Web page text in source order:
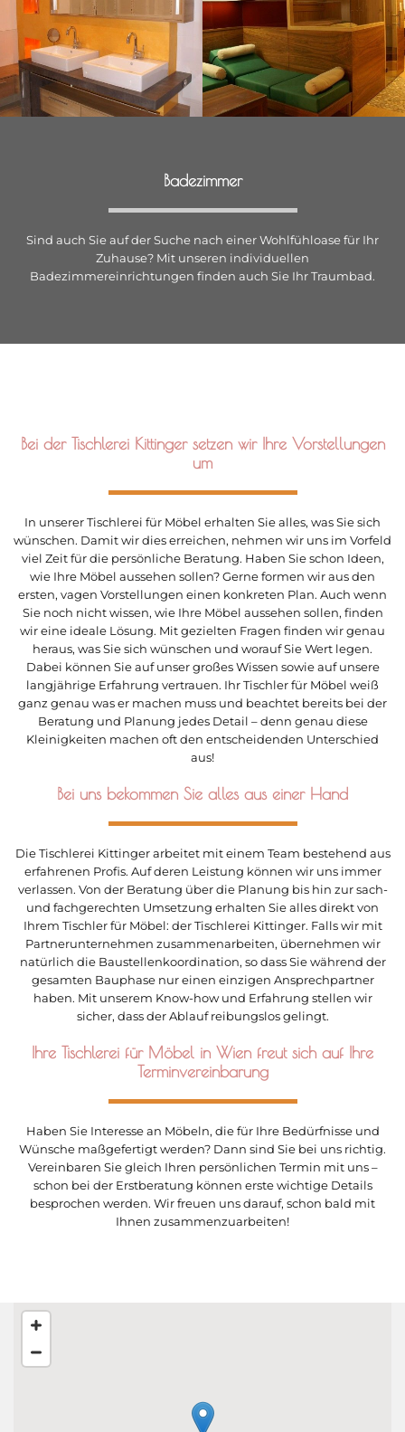
Badezimmer
Sind auch Sie auf der Suche nach einer Wohlfühloase für Ihr
Zuhause? Mit unseren individuellen
Badezimmereinrichtungen finden auch Sie Ihr Traumbad.
Bei der Tischlerei Kittinger setzen wir Ihre Vorstellungen
um
In unserer Tischlerei für Möbel erhalten Sie alles, was Sie sich
wünschen. Damit wir dies erreichen, nehmen wir uns im Vorfeld
viel Zeit für die persönliche Beratung. Haben Sie schon Ideen,
wie Ihre Möbel aussehen sollen? Gerne formen wir aus den
ersten, vagen Vorstellungen einen konkreten Plan. Auch wenn
Sie noch nicht wissen, wie Ihre Möbel aussehen sollen, finden
wir eine ideale Lösung. Mit gezielten Fragen finden wir genau
heraus, was Sie sich wünschen und worauf Sie Wert legen.
Dabei können Sie auf unser großes Wissen sowie auf unsere
langjährige Erfahrung vertrauen. Ihr Tischler für Möbel weiß
ganz genau was er machen muss und beachtet bereits bei der
Beratung und Planung jedes Detail – denn genau diese
Kleinigkeiten machen oft den entscheidenden Unterschied
aus!
Bei uns bekommen Sie alles aus einer Hand
Die Tischlerei Kittinger arbeitet mit einem Team bestehend aus
erfahrenen Profis. Auf deren Leistung können wir uns immer
verlassen. Von der Beratung über die Planung bis hin zur sach-
und fachgerechten Umsetzung erhalten Sie alles direkt von
Ihrem Tischler für Möbel: der Tischlerei Kittinger. Falls wir mit
Partnerunternehmen zusammenarbeiten, übernehmen wir
natürlich die Baustellenkoordination, so dass Sie während der
gesamten Bauphase nur einen einzigen Ansprechpartner
haben. Mit unserem Know-how und Erfahrung stellen wir
sicher, dass der Ablauf reibungslos gelingt.
Ihre Tischlerei für Möbel in Wien freut sich auf Ihre
Terminvereinbarung
Haben Sie Interesse an Möbeln, die für Ihre Bedürfnisse und
Wünsche maßgefertigt werden? Dann sind Sie bei uns richtig.
Vereinbaren Sie gleich Ihren persönlichen Termin mit uns –
schon bei der Erstberatung können erste wichtige Details
besprochen werden. Wir freuen uns darauf, schon bald mit
Ihnen zusammenzuarbeiten!